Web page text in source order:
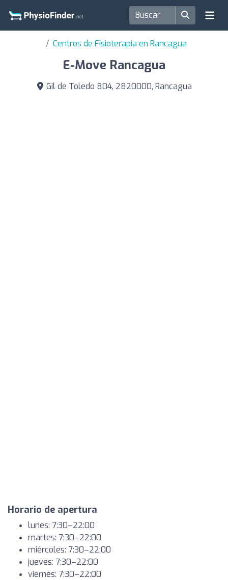
Centros de Fisioterapia en Rancagua
E-Move Rancagua
Gil de Toledo 804, 2820000, Rancagua
Horario de apertura
lunes: 7:30–22:00
martes: 7:30–22:00
miércoles: 7:30–22:00
jueves: 7:30–22:00
viernes: 7:30–22:00